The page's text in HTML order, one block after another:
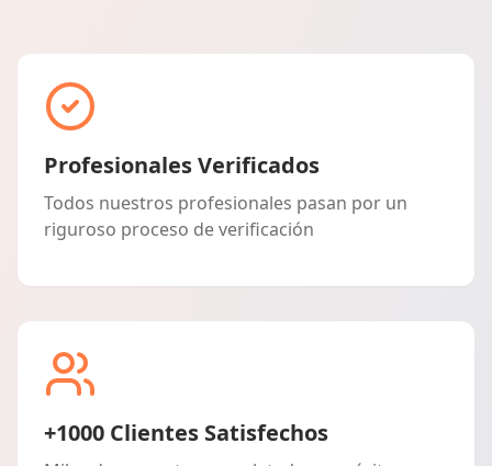
Profesionales Verificados
Todos nuestros profesionales pasan por un
riguroso proceso de verificación
+1000 Clientes Satisfechos